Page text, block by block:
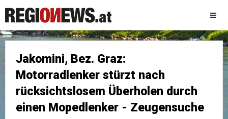
Jakomini, Bez. Graz:
Motorradlenker stürzt nach
rücksichtslosem Überholen durch
einen Mopedlenker - Zeugensuche